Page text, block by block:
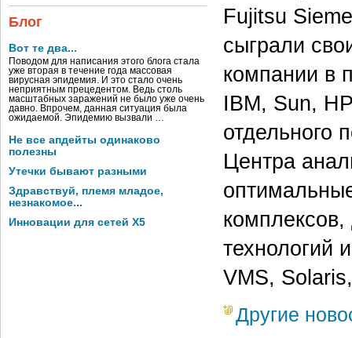
Блог
Вот те два...
Поводом для написания этого блога стала
уже вторая в течение года массовая
вирусная эпидемия. И это стало очень
неприятным прецедентом. Ведь столь
масштабных заражений не было уже очень
давно. Впрочем, данная ситуация была
ожидаемой. Эпидемию вызвали …
Не все апдейты одинаково
полезны
Утечки бывают разными
Здравствуй, племя младое,
незнакомое...
Инновации для сетей X5
Fujitsu
сыграли
компании в
IBM, Sun,
отдельного
Центра
комплексов,
технологий
VMS,
Другие